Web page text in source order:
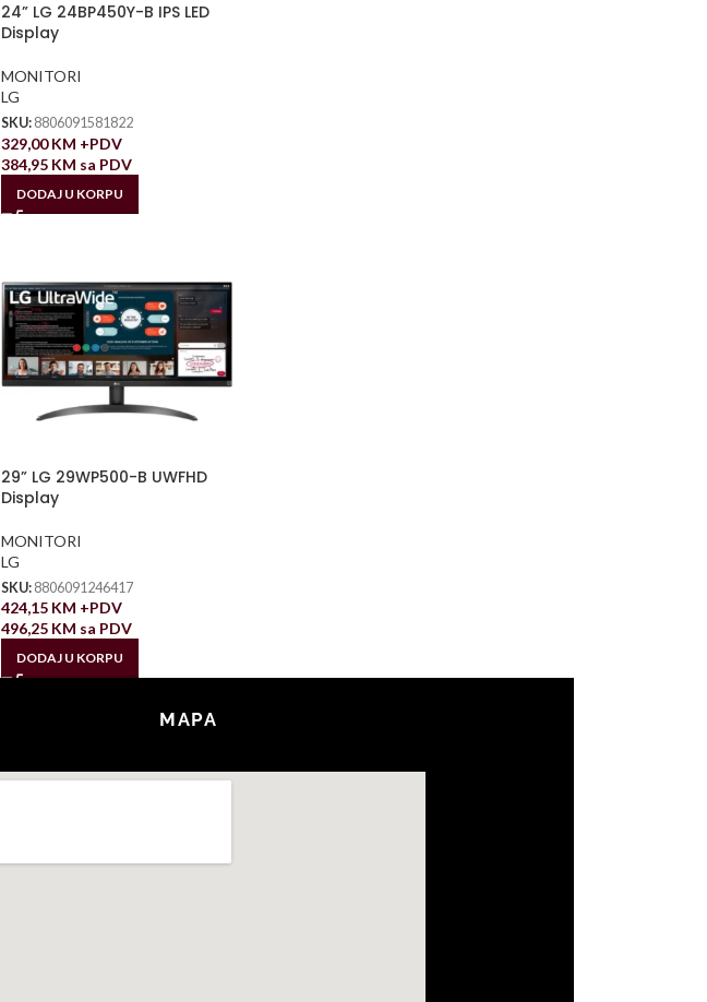
24” LG 24BP450Y-B IPS LED
Display
MONITORI
LG
SKU: 8806091581822
329,00KM +PDV
384,95 KM sa PDV
DODAJ U KORPU
29” LG 29WP500-B UWFHD
Display
MONITORI
LG
SKU: 8806091246417
424,15 KM +PDV
496,25 KM sa PDV
DODAJ U KORPU
MAPA